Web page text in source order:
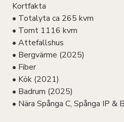
Kortfakta
• Totalyta ca 265 kvm
• Tomt 1116 kvm
• Attefallshus
• Bergvärme (2025)
• Fiber
• Kök (2021)
• Badrum (2025)
• Nära Spånga C, Spånga IP &